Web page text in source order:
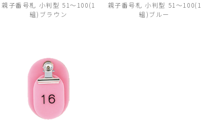
親子番号札 小判型 51～100(1
組)ブラウン
親子番号札 小判型 51～100(1
組)ブルー